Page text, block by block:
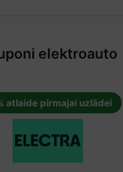
elektroauto
atlaide pirmajai uzlādei